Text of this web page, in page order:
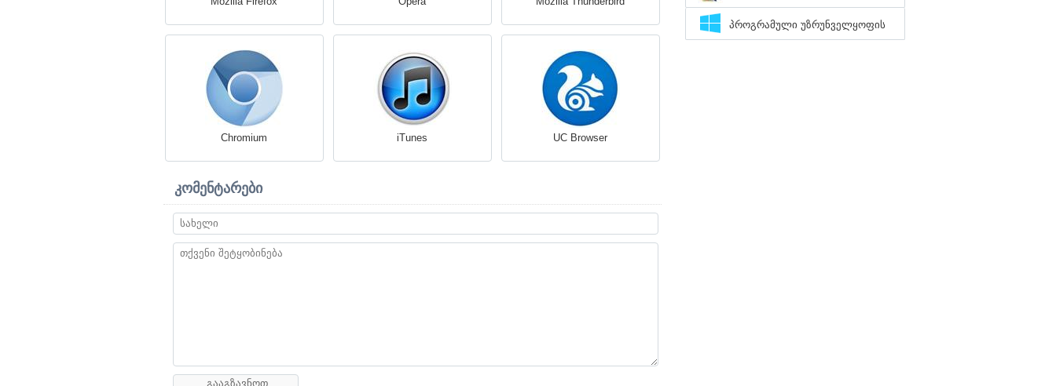
Chromium iTunes UC Browser
კომენტარები
პროგრამული უზრუნველყოფის
დირექტორია Windows 10